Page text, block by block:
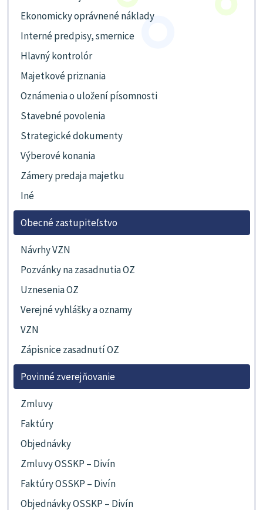
Ekonomicky oprávnené náklady
Interné predpisy, smernice
Hlavný kontrolór
Majetkové priznania
Oznámenia o uložení písomnosti
Stavebné povolenia
Strategické dokumenty
Výberové konania
Zámery predaja majetku
Iné
Obecné zastupiteľstvo
Návrhy VZN
Pozvánky na zasadnutia OZ
Uznesenia OZ
Verejné vyhlášky a oznamy
VZN
Zápisnice zasadnutí OZ
Povinné zverejňovanie
Zmluvy
Faktúry
Objednávky
Zmluvy OSSKP – Divín
Faktúry OSSKP – Divín
Objednávky OSSKP – Divín